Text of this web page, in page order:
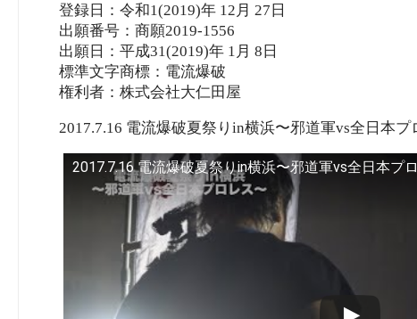
登録日：令和1(2019)年 12月 27日
出願番号：商願2019-1556
出願日：平成31(2019)年 1月 8日
標準文字商標：電流爆破
権利者：株式会社大仁田屋
2017.7.16 電流爆破夏祭りin横浜〜邪道軍vs全日本
2017.7.16 電流爆破夏祭りin横浜〜邪道軍vs全日本プ